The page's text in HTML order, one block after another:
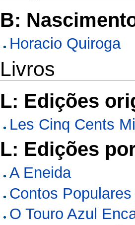
B:
Horacio Quiroga
Livros
L: Edições
Les Cinq Cents
L: Edições
A Eneida
Contos
O Touro Azul